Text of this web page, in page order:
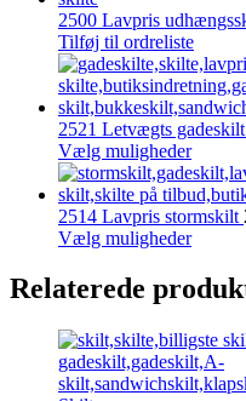
2500 Lavpris
Tilføj til ordreliste
2521 Letvægts gadeskilt
Vælg mulighederDette
vare
har
flere
kan
vælges
2514 Lavpris stormskilt
Vælg mulighederDette
har
flere
kan
vælges
Relaterede